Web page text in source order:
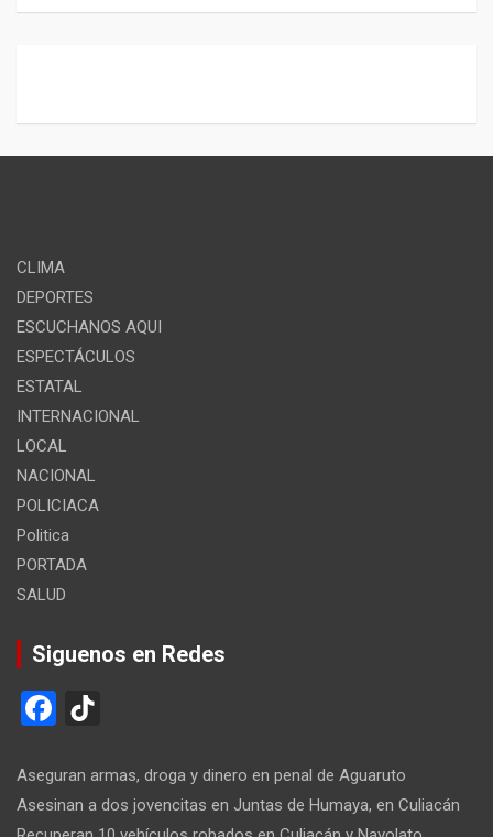
CLIMA
DEPORTES
ESCUCHANOS AQUI
ESPECTÁCULOS
ESTATAL
INTERNACIONAL
LOCAL
NACIONAL
POLICIACA
Politica
PORTADA
SALUD
Siguenos en Redes
F
ce
b
T
o
Aseguran armas, droga y dinero en penal de Aguaruto
Asesinan a dos jovencitas en Juntas de Humaya, en Culiacán